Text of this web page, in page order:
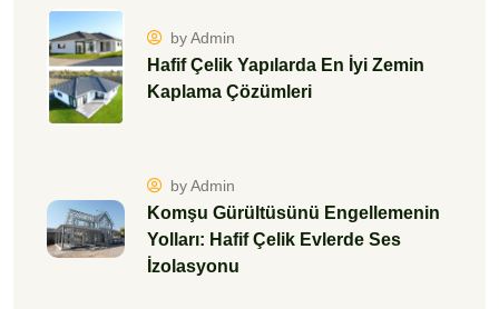
by Admin
Hafif Çelik Yapılarda En İyi Zemin
Kaplama Çözümleri
by Admin
Komşu Gürültüsünü Engellemenin
Yolları: Hafif Çelik Evlerde Ses
İzolasyonu